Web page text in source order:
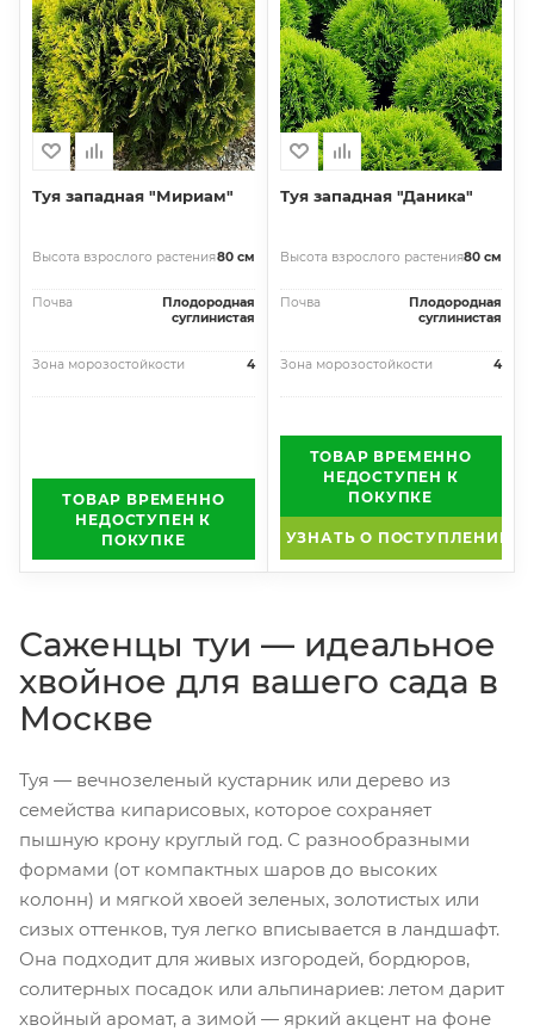
Туя западная "Мириам"
Высота взрослого растения80 см
Почва
Плодородная
суглинистая
Зона морозостойкости 4
ТОВАР ВРЕМЕННО
НЕДОСТУПЕН К
ПОКУПКЕ
Туя западная "Даника"
Высота взрослого растения80 см
Почва
Плодородная
суглинистая
Зона морозостойкости 4
ТОВАР ВРЕМЕННО
НЕДОСТУПЕН К
ПОКУПКЕ
УЗНАТЬ О ПОСТУПЛЕНИИ
Саженцы туи — идеальное
хвойное для вашего сада в
Москве
Туя — вечнозеленый кустарник или дерево из
семейства кипарисовых, которое сохраняет
пышную крону круглый год. С разнообразными
формами (от компактных шаров до высоких
колонн) и мягкой хвоей зеленых, золотистых или
сизых оттенков, туя легко вписывается в ландшафт.
Она подходит для живых изгородей, бордюров,
солитерных посадок или альпинариев: летом дарит
хвойный аромат, а зимой — яркий акцент на фоне